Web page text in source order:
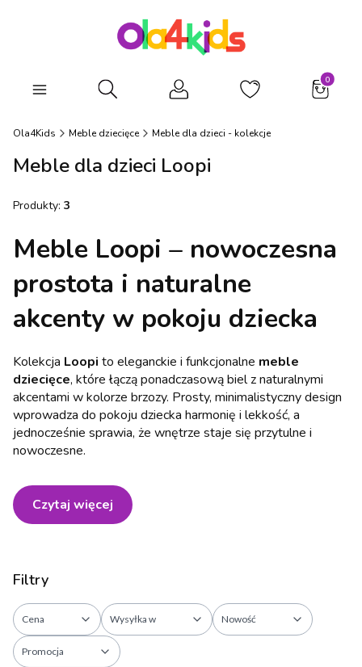
Otwórz wyszukiwarkę
Ola4Kids Meble dziecięce Meble dla dzieci - kolekcje
Meble dla dzieci Loopi
Produkty: 3
Meble Loopi – nowoczesna
prostota i naturalne
akcenty w pokoju dziecka
Kolekcja Loopi to eleganckie i funkcjonalne meble
dziecięce, które łączą ponadczasową biel z naturalnymi
akcentami w kolorze brzozy. Prosty, minimalistyczny design
wprowadza do pokoju dziecka harmonię i lekkość, a
jednocześnie sprawia, że wnętrze staje się przytulne i
nowoczesne.
Czytaj więcej
Filtry
Cena Wysyłka w Nowość
Promocja